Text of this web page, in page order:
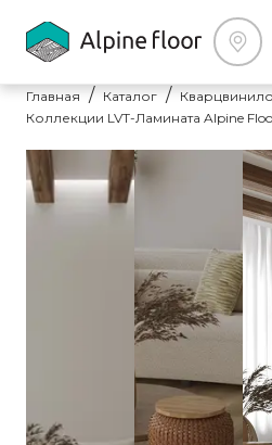
Главная Каталог
Коллекции LVT-Ламината Alpine